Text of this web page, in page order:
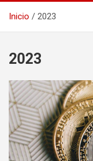
Inicio 2023
2023